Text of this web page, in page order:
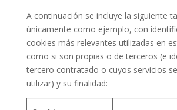
A continuación se incluye la siguiente
únicamente como ejemplo, con
cookies más relevantes utilizadas en
como si son propias o de terceros (e
tercero contratado o cuyos servicios
utilizar) y su finalidad: